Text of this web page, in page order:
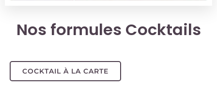
Nos formules Cocktails
COCKTAIL À LA CARTE